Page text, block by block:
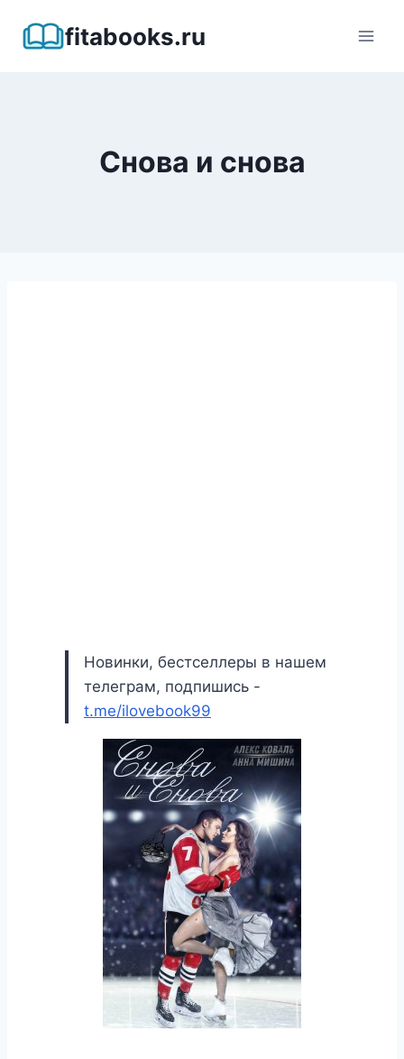
fitabooks.ru
Снова и снова
Новинки, бестселлеры в нашем
телеграм, подпишись -
t.me/ilovebook99